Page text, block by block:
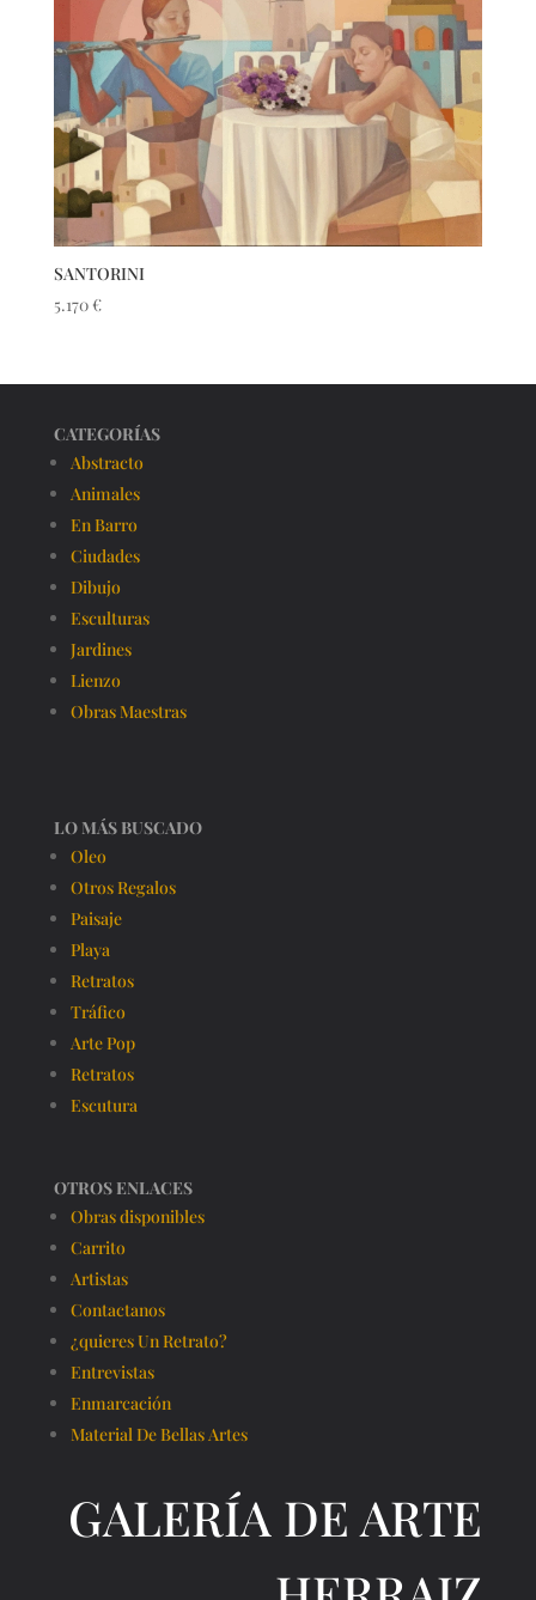
SANTORINI
5.170 €
CATEGORÍAS
Abstracto
Animales
En Barro
Ciudades
Dibujo
Esculturas
Jardines
Lienzo
Obras Maestras
LO MÁS BUSCADO
Oleo
Otros Regalos
Paisaje
Playa
Retratos
Tráfico
Arte Pop
Retratos
Escutura
OTROS ENLACES
Obras disponibles
Carrito
Artistas
Contactanos
¿quieres Un Retrato?
Entrevistas
Enmarcación
Material De Bellas Artes
GALERÍA DE ARTE